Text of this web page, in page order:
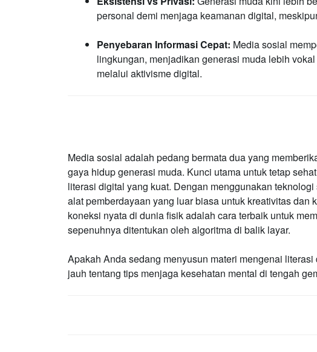
personal demi menjaga keamanan digital,
Penyebaran Informasi Cepat: Media sosial
lingkungan, menjadikan generasi muda lebih
melalui aktivisme digital.
Media sosial adalah pedang bermata dua yang
gaya hidup generasi muda. Kunci utama untuk tetap
literasi digital yang kuat. Dengan menggunakan
alat pemberdayaan yang luar biasa untuk kreativitas dan
koneksi nyata di dunia fisik adalah cara terbaik untuk
sepenuhnya ditentukan oleh algoritma di balik layar.
Apakah Anda sedang menyusun materi mengenai
jauh tentang tips menjaga kesehatan mental di tengah